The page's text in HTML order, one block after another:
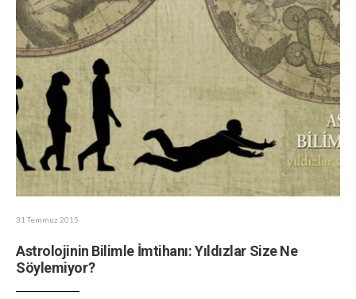
31 Temmuz 2015
Astrolojinin Bilimle İmtihanı: Yıldızlar Size Ne
Söylemiyor?